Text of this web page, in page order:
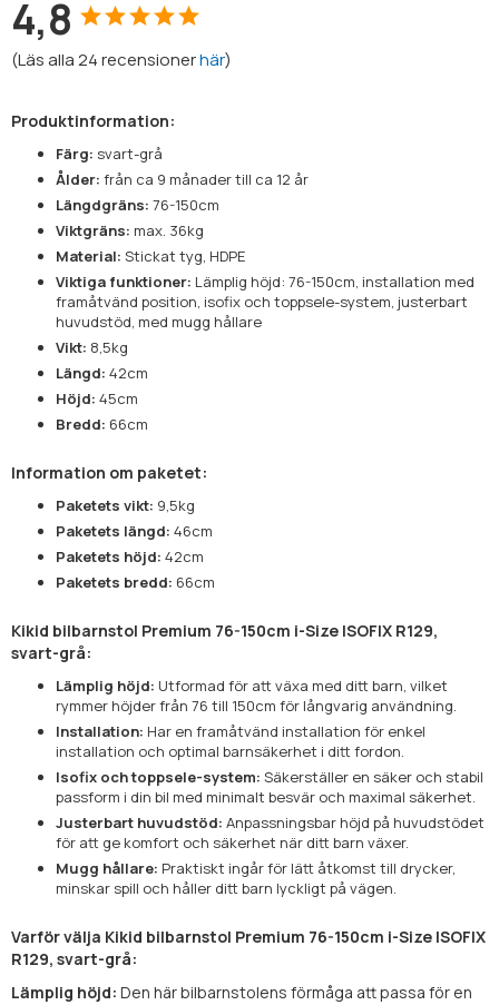
4,8
(Läs alla24recensionerhär)
Produktinformation:
Färg: svart-grå
Ålder: från ca 9 månader till ca 12 år
Längdgräns: 76-150cm
Viktgräns: max. 36kg
Material: Stickat tyg, HDPE
Viktiga funktioner: Lämplig höjd: 76-150cm, installation med
framåtvänd position, isofix och toppsele-system, justerbart
huvudstöd, med mugg hållare
Vikt: 8,5kg
Längd: 42cm
Höjd: 45cm
Bredd: 66cm
Information om paketet:
Paketets vikt: 9,5kg
Paketets längd: 46cm
Paketets höjd: 42cm
Paketets bredd: 66cm
Kikid bilbarnstol Premium 76-150cm i-Size ISOFIX R129,
svart-grå:
Lämplig höjd: Utformad för att växa med ditt barn, vilket
rymmer höjder från 76 till 150cm för långvarig användning.
Installation: Har en framåtvänd installation för enkel
installation och optimal barnsäkerhet i ditt fordon.
Isofix och toppsele-system: Säkerställer en säker och stabil
passform i din bil med minimalt besvär och maximal säkerhet.
Justerbart huvudstöd: Anpassningsbar höjd på huvudstödet
för att ge komfort och säkerhet när ditt barn växer.
Mugg hållare: Praktiskt ingår för lätt åtkomst till drycker,
minskar spill och håller ditt barn lyckligt på vägen.
Varför välja Kikid bilbarnstol Premium 76-150cm i-Size ISOFIX
R129, svart-grå:
Lämplig höjd: Den här bilbarnstolens förmåga att passa för en